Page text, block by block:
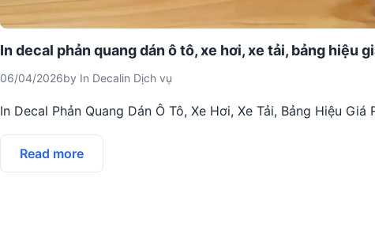
In decal phản quang dán ô tô, xe hơi, xe tải, bảng hiệu
06/04/2026by In Decalin Dịch vụ
In Decal Phản Quang Dán Ô Tô, Xe Hơi, Xe Tải, Bảng Hiệu
Read more